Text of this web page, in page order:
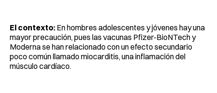
El contexto: En hombres adolescentes y jóvenes hay una
mayor precaución, pues las vacunas Pfizer-BioNTech y
Moderna se han relacionado con un efecto secundario
poco común llamado miocarditis, una inflamación del
músculo cardíaco.